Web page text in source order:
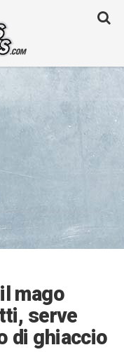
mago
serve
di ghiaccio